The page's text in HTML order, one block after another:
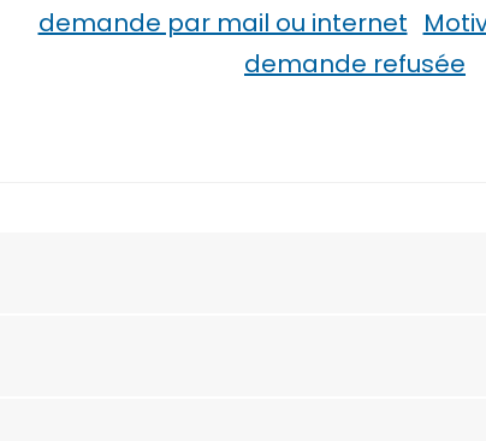
demande par mail ou internet
demande refusée